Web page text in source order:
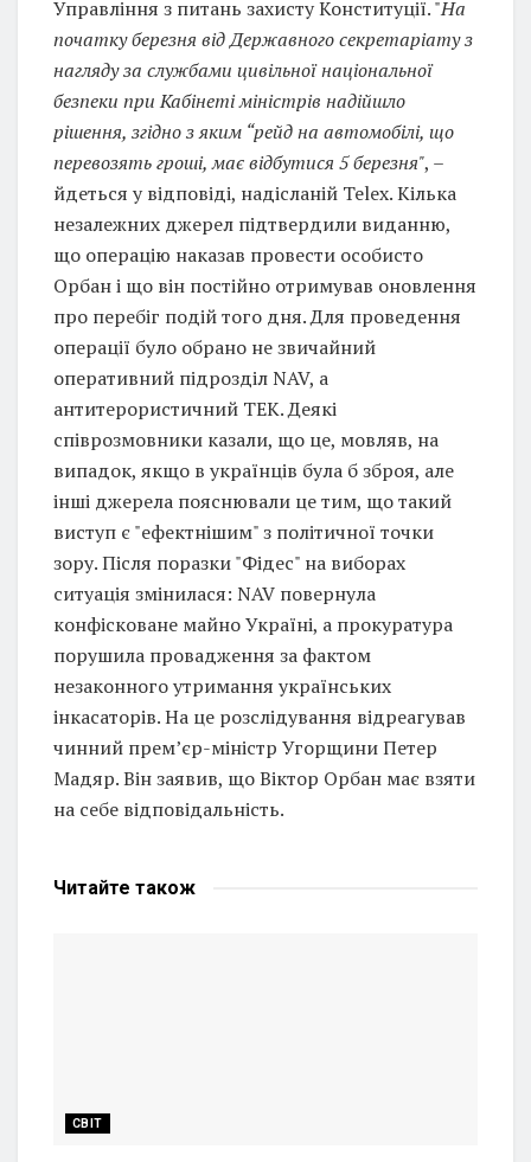
Управління з питань захисту Конституції. "На
початку березня від Державного секретаріату з
нагляду за службами цивільної національної
безпеки при Кабінеті міністрів надійшло
рішення, згідно з яким “рейд на автомобілі, що
перевозять гроші, має відбутися 5 березня", –
йдеться у відповіді, надісланій Telex. Кілька
незалежних джерел підтвердили виданню,
що операцію наказав провести особисто
Орбан і що він постійно отримував оновлення
про перебіг подій того дня. Для проведення
операції було обрано не звичайний
оперативний підрозділ NAV, а
антитерористичний ТЕК. Деякі
співрозмовники казали, що це, мовляв, на
випадок, якщо в українців була б зброя, але
інші джерела пояснювали це тим, що такий
виступ є "ефектнішим" з політичної точки
зору. Після поразки "Фідес" на виборах
ситуація змінилася: NAV повернула
конфісковане майно Україні, а прокуратура
порушила провадження за фактом
незаконного утримання українських
інкасаторів. На це розслідування відреагував
чинний прем’єр-міністр Угорщини Петер
Мадяр. Він заявив, що Віктор Орбан має взяти
на себе відповідальність.
Читайте також
СВІТ